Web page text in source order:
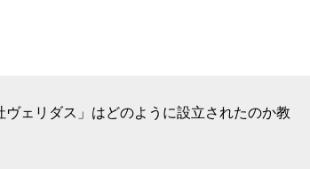
ヴェリダス」はどのように設立されたのか教